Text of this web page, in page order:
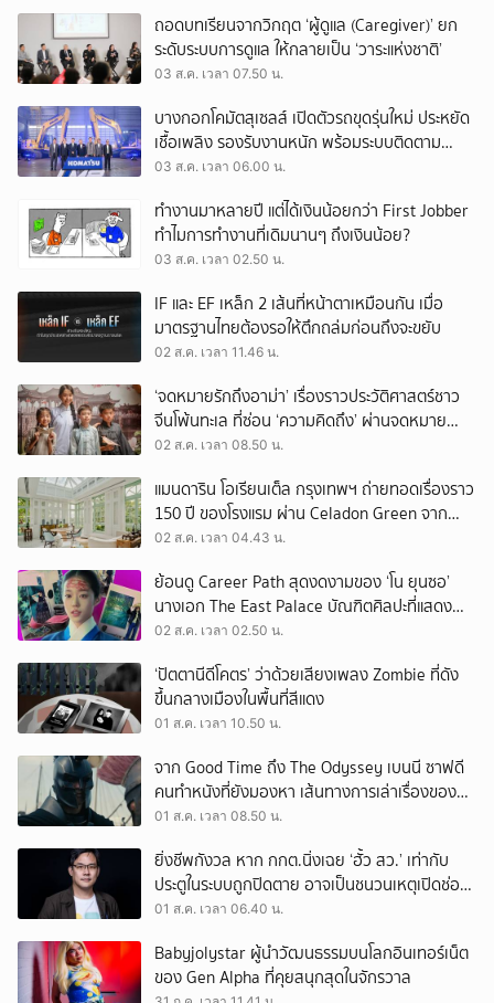
ถอดบทเรียนจากวิกฤต ‘ผู้ดูแล (Caregiver)’ ยก
ระดับระบบการดูแล ให้กลายเป็น ‘วาระแห่งชาติ’
03 ส.ค. เวลา 07.50 น.
บางกอกโคมัตสุเซลส์ เปิดตัวรถขุดรุ่นใหม่ ประหยัด
เชื้อเพลิง รองรับงานหนัก พร้อมระบบติดตาม
เครื่องจักรผ่านดาวเทียม
03 ส.ค. เวลา 06.00 น.
ทำงานมาหลายปี แต่ได้เงินน้อยกว่า First Jobber
ทำไมการทำงานที่เดิมนานๆ ถึงเงินน้อย?
03 ส.ค. เวลา 02.50 น.
IF และ EF เหล็ก 2 เส้นที่หน้าตาเหมือนกัน เมื่อ
มาตรฐานไทยต้องรอให้ตึกถล่มก่อนถึงจะขยับ
02 ส.ค. เวลา 11.46 น.
‘จดหมายรักถึงอาม่า’ เรื่องราวประวัติศาสตร์ชาว
จีนโพ้นทะเล ที่ซ่อน ‘ความคิดถึง’ ผ่านจดหมาย
‘โพยก๊วน’
02 ส.ค. เวลา 08.50 น.
แมนดาริน โอเรียนเต็ล กรุงเทพฯ ถ่ายทอดเรื่องราว
150 ปี ของโรงแรม ผ่าน Celadon Green จาก
เครื่องศิลาดล
02 ส.ค. เวลา 04.43 น.
ย้อนดู Career Path สุดงดงามของ ‘โน ยุนซอ’
นางเอก The East Palace บัณฑิตศิลปะที่แสดง
เรื่องไหนก็ปัง
02 ส.ค. เวลา 02.50 น.
‘ปัตตานีดีโคตร’ ว่าด้วยเสียงเพลง Zombie ที่ดัง
ขึ้นกลางเมืองในพื้นที่สีแดง
01 ส.ค. เวลา 10.50 น.
จาก Good Time ถึง The Odyssey เบนนี ซาฟดี
คนทำหนังที่ยังมองหา เส้นทางการเล่าเรื่องของตัว
เอง
01 ส.ค. เวลา 08.50 น.
ยิ่งชีพกังวล หาก กกต.นิ่งเฉย ‘ฮั้ว สว.’ เท่ากับ
ประตูในระบบถูกปิดตาย อาจเป็นชนวนเหตุเปิดช่อง
‘ลงถนน’
01 ส.ค. เวลา 06.40 น.
Babyjolystar ผู้นำวัฒนธรรมบนโลกอินเทอร์เน็ต
ของ Gen Alpha ที่คุยสนุกสุดในจักรวาล